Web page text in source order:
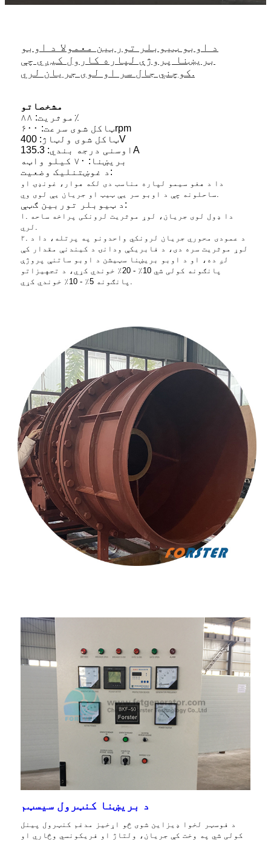
د اوبو ټیوبلر توربین معمولا د اوبو
بریښنا پروژې لپاره کارول کیږي چې
کوچني جال سر او لوی جریان لري.
مشخصاتو
موثریت: ۸۸٪
ټاکل شوی سرعت: ۶۰۰rpm
ټاکل شوی ولټاژ: 400V
اوسنی درجه بندي: 135.3A
بریښنا: ۷۰ کیلو واټه
د غوښتنلیک وضعیت:
دا د هغو سیمو لپاره مناسب دی لکه هوار، غونډۍ او
ساحلونه چې د اوبو سر یې ټیټ او جریان یې لوی وي.
د ټیوبلر توربین ګټې:
۱. دا ډول لوی جریان، لوړ موثریت لرونکی پراخه ساحه
لري.
۲. د عمودی محوري جریان لرونکي واحدونو په پرتله، دا د
لوړ موثریت سره دی، د فابریکې ودانۍ د کیندنې مقدار کې
لږ ده، او د اوبو بریښنا سټیشن د اوبو ساتنې پروژې
پانګونه کولی شي 10٪ - 20٪ خوندي کړي، د تجهیزاتو
پانګونه 5٪ - 10٪ خوندي کړي.
د بریښنا کنټرول سیسټم
د فوسټر لخوا ډیزاین شوی څو اړخیز مدغم کنټرول پینل
کولی شي په وخت کې جریان، ولتاژ او فریکونسي وڅاري او